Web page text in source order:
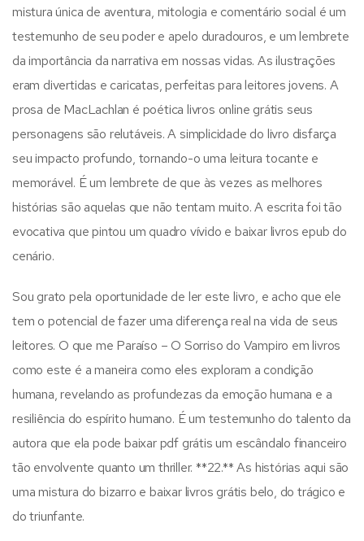
mistura única de aventura, mitologia e comentário social é um
testemunho de seu poder e apelo duradouros, e um lembrete
da importância da narrativa em nossas vidas. As ilustrações
eram divertidas e caricatas, perfeitas para leitores jovens. A
prosa de MacLachlan é poética livros online grátis seus
personagens são relutáveis. A simplicidade do livro disfarça
seu impacto profundo, tornando-o uma leitura tocante e
memorável. É um lembrete de que às vezes as melhores
histórias são aquelas que não tentam muito. A escrita foi tão
evocativa que pintou um quadro vívido e baixar livros epub do
cenário.
Sou grato pela oportunidade de ler este livro, e acho que ele
tem o potencial de fazer uma diferença real na vida de seus
leitores. O que me Paraíso – O Sorriso do Vampiro em livros
como este é a maneira como eles exploram a condição
humana, revelando as profundezas da emoção humana e a
resiliência do espírito humano. É um testemunho do talento da
autora que ela pode baixar pdf grátis um escândalo financeiro
tão envolvente quanto um thriller. **22.** As histórias aqui são
uma mistura do bizarro e baixar livros grátis belo, do trágico e
do triunfante.